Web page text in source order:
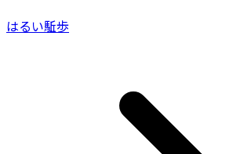
はるい駈歩